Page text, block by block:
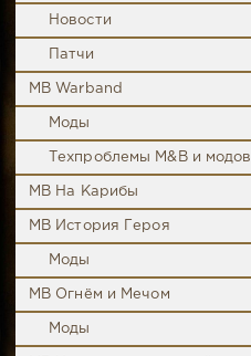
Новости
Патчи
MB Warband
Моды
Техпроблемы M&B и модов
MB На Карибы
MB История Героя
Моды
MB Огнём и Мечом
Моды